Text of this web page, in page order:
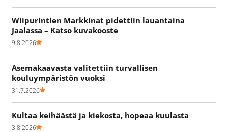
Wiipurintien Markkinat pidettiin lauantaina
Jaalassa – Katso kuvakooste
9.8.2026
Asemakaavasta valitettiin turvallisen
kouluympäristön vuoksi
31.7.2026
Kultaa keihäästä ja kiekosta, hopeaa kuulasta
3.8.2026